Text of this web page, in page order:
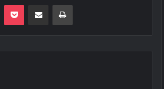
Odnoklassniki
Pocket E-Posta ile paylaş Yazdır